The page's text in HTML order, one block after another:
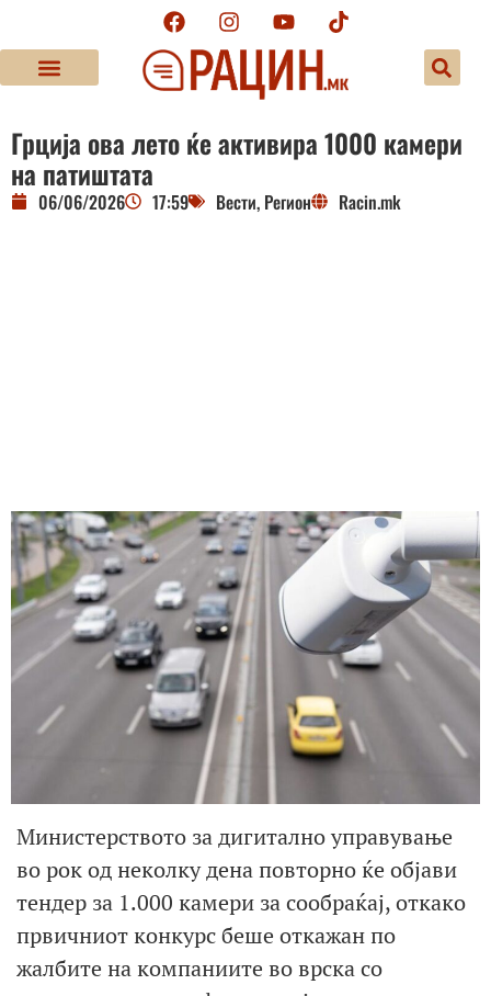
Грција ова лето ќе активира 1000 камери
на патиштата
06/06/2026 17:59 Вести, Регион Racin.mk
Министерството за дигитално управување
во рок од неколку дена повторно ќе објави
тендер за 1.000 камери за сообраќај, откако
првичниот конкурс беше откажан по
жалбите на компаниите во врска со